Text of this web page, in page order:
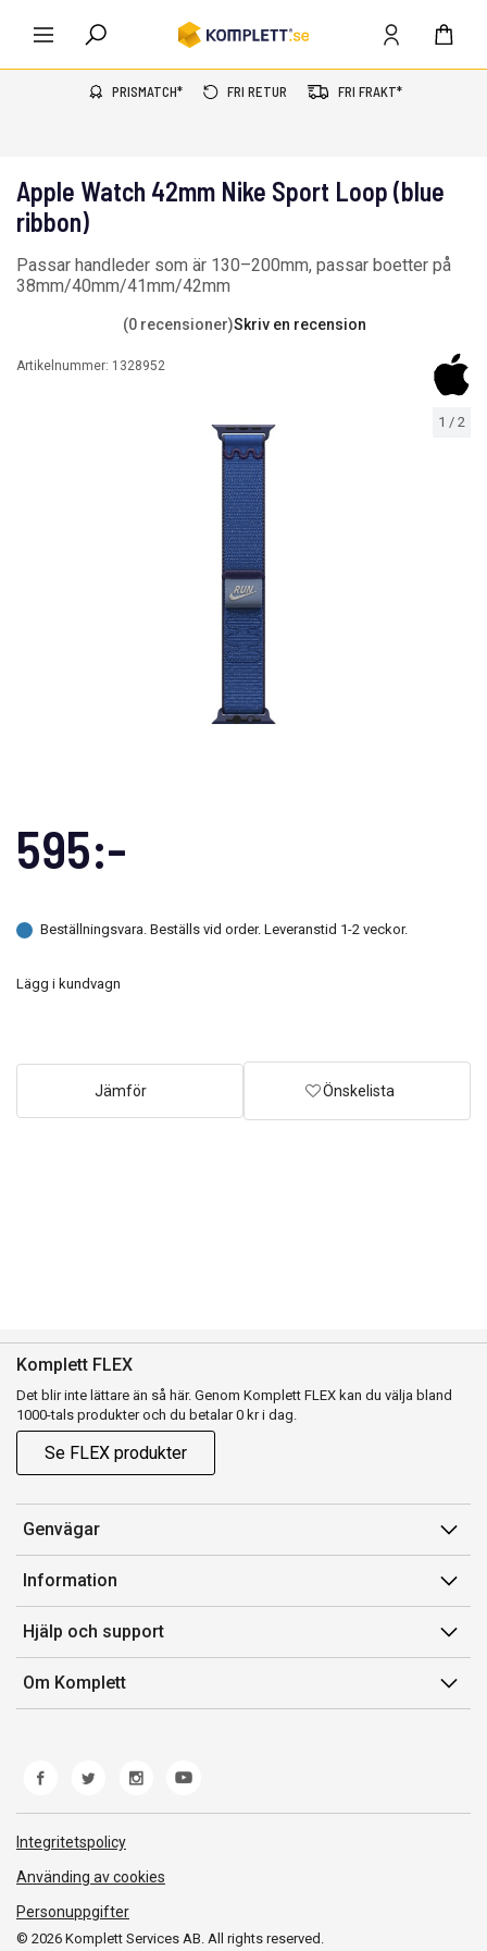
PRISMATCH* FRI RETUR FRI FRAKT*
1 / 2
Apple Watch 42mm Nike Sport Loop (blue
ribbon)
Passar handleder som är 130–200mm, passar boetter på
38mm/40mm/41mm/42mm
(0 recensioner)Skriv en recension
Artikelnummer: 1328952
595:-
Beställningsvara. Beställs vid order. Leveranstid 1-2 veckor.
Lägg i kundvagn
Jämför Önskelista
Komplett FLEX
Det blir inte lättare än så här. Genom Komplett FLEX kan du välja bland
1000-tals produkter och du betalar 0 kr i dag.
Se FLEX produkter
Genvägar
Konto
Orderhistorik
Presentkort
Komplett Club
Information
Försäljningsvillkor
Medlemsvillkor for Komplett Club
Lediga tjänster
Hjälp och support
Kontakta oss
Kundservice
Produkthjälp och retur
Felsökning och guider
Frakt och leverans
Om Komplett
© 2026 Komplett Services AB. All rights reserved.
Integritetspolicy
Använding av cookies
Personuppgifter